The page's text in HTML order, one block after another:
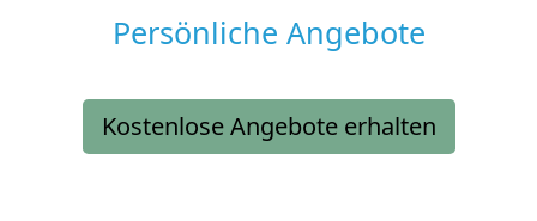
Persönliche Angebote
Kostenlose Angebote erhalten